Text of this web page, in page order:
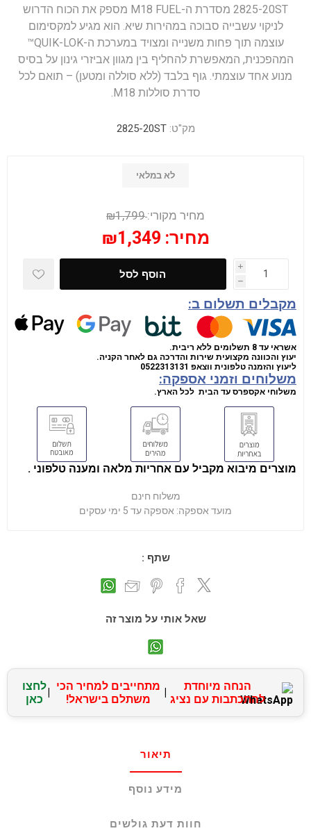
2825-20ST מסדרת ה-M18 FUEL מספק את הכוח הדרוש
לניקוי עשבייה סבוכה במהירות שיא. הוא מגיע למקסימום
עוצמה תוך פחות משנייה ומצויד במערכת ה-QUIK-LOK™
המהפכנית, המאפשרת להחליף בין מגוון אביזרי גינון על בסיס
מנוע אחד עוצמתי. גוף בלבד (ללא סוללה ומטען) – תואם לכל
סדרת סוללות M18.
מק"ט: 2825-20ST
לא במלאי
מחיר מקורי: ₪1,799
מחיר: ₪1,349
i
h
הוסף לסל
מקבלים תשלום ב:
אשראי עד 8 תשלומים ללא ריבית.
יעוץ והכוונה מקצועית שירות והדרכה גם לאחר הקניה.
ליעוץ והזמנה טלפונית ווצאפ 0522313131
משלוחים וזמני אספקה:
משלוחי אקספרס עד הבית לכל הארץ.
מוצרים מיבוא מקביל עם אחריות מלאה ומענה טלפוני .
משלוח חינם
מועד אספקה: אספקה עד 5 ימי עסקים
שתף :
שאל אותי על מוצר זה
הנחה מיוחדת
להתכתבות עם נציג
מתחייבים למחיר הכי
משתלם בישראל!
לחצו
כאן
תיאור
מידע נוסף
חוות דעת גולשים